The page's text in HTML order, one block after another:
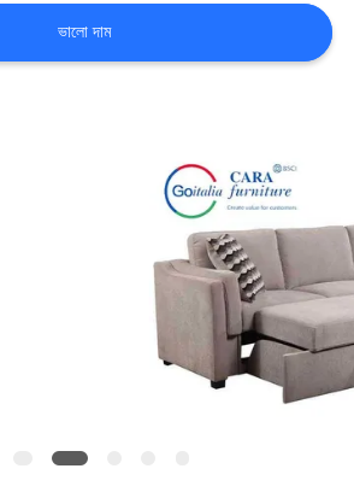
ভালো দাম